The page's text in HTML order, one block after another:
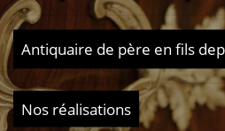
Antiquaire de père en fils
Nos réalisations